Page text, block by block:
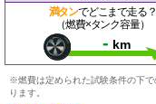
満タンでどこまで走る？
（燃費×タンク容量）
- km
※燃費は定められた試験条件の下
ります。